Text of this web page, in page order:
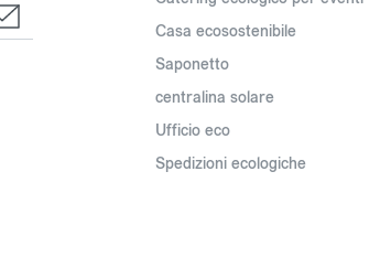
Casa ecosostenibile
Saponetto
centralina solare
Ufficio eco
Spedizioni ecologiche